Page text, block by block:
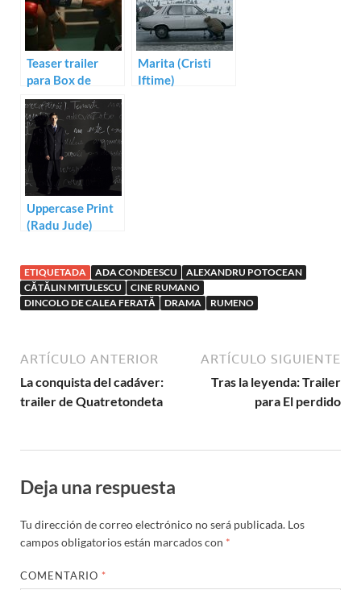
Teaser trailer
para Box de
Florin Serban
Marita (Cristi
Iftime)
Uppercase Print
(Radu Jude)
ETIQUETADA ADA CONDEESCU
ALEXANDRU POTOCEAN
CĂTĂLIN MITULESCU
CINE RUMANO
DINCOLO DE CALEA FERATĂ
DRAMA RUMENO
ARTÍCULO ANTERIOR
La conquista del cadáver:
trailer de Quatretondeta
ARTÍCULO SIGUIENTE
Tras la leyenda: Trailer
para El perdido
Deja una respuesta
Tu dirección de correo electrónico no será publicada. Los
campos obligatorios están marcados con *
COMENTARIO *